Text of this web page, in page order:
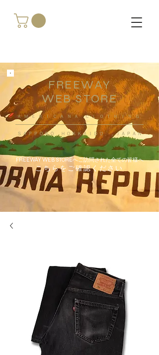
FREEWAY
WEB STORE
​ＡＭＥＲＩＣＡＮＡ ＣＬＯＴＨＩＮＧ
ＳＡＰＰＯＲＯ ＨＯＫＫＡＩＤＯ ，ＪＡＰＡＮ
FREEWAY WEB STOREへご訪問された全ての皆様へ
こちらをご確認ください